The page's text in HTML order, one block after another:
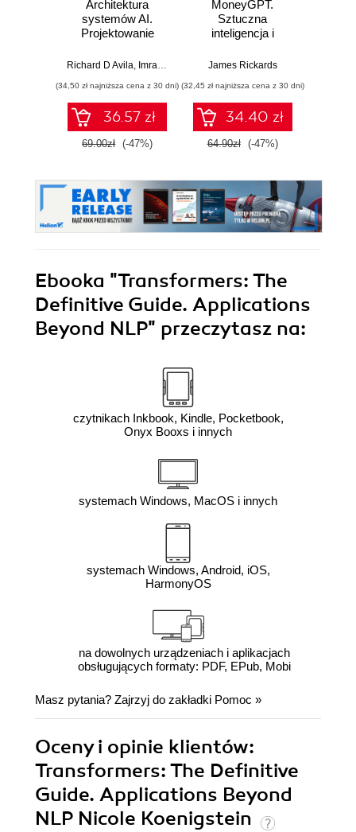
Architektura
systemów AI.
Projektowanie
niezawodnego
Richard D Avila, Imran Ahmad
(34,50 zł najniższa cena z 30 dni)
36.57 zł
69.00zł (-47%)
MoneyGPT.
Sztuczna
inteligencja i
globalnej ekonomii
James Rickards
(32,45 zł najniższa cena z 30 dni)
34.40 zł
64.90zł (-47%)
Ebooka "Transformers: The
Definitive Guide. Applications
Beyond NLP" przeczytasz na:
czytnikach Inkbook, Kindle, Pocketbook,
Onyx Booxs i innych
systemach Windows, MacOS i innych
systemach Windows, Android, iOS,
HarmonyOS
na dowolnych urządzeniach i aplikacjach
obsługujących formaty: PDF, EPub, Mobi
Masz pytania? Zajrzyj do zakładki Pomoc »
Oceny i opinie klientów:
Transformers: The Definitive
Guide. Applications Beyond
NLP Nicole Koenigstein